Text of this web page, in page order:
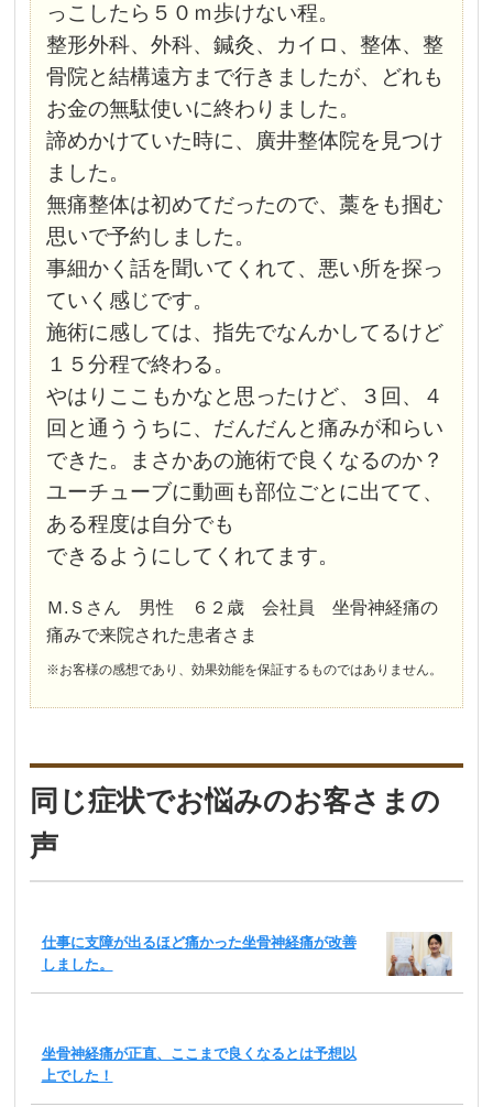
っこしたら５０ｍ歩けない程。
整形外科、外科、鍼灸、カイロ、整体、整
骨院と結構遠方まで行きましたが、
どれも
お金の無駄使いに終わりました。
諦めかけていた時に、廣井整体院を見つけ
ました。
無痛整体は初めてだったので、藁をも掴む
思いで予約しました。
事細かく話を聞いてくれて、悪い所を探っ
ていく感じです。
施術に感しては、指先でなんかしてるけど
１５分程で終わる。
やはりここもかなと思ったけど、３回、４
回と通ううちに、だんだんと痛みが和らい
できた。まさかあの施術で良くなるのか？
ユーチューブに動画も部位ごとに出てて、
ある程度は自分でも
できるようにしてくれてます。
Ｍ.Ｓさん 男性 ６２歳 会社員 坐骨神経痛の
痛みで来院された患者さま
※お客様の感想であり、効果効能を保証するものではありません。
同じ症状でお悩みのお客さまの
声
仕事に支障が出るほど痛かった坐骨神経痛が改善
しました。
坐骨神経痛が正直、ここまで良くなるとは予想以
上でした！